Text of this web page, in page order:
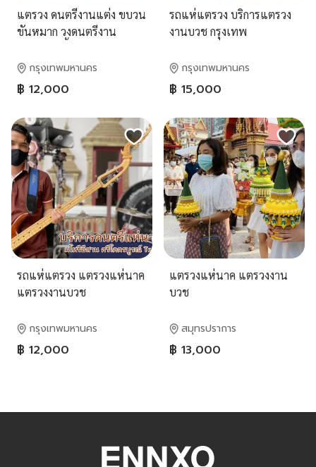
แตรวง ดนตรีงานแต่ง ขบวน
ขันหมาก วงดนตรีงาน
บริการแตรวงแห่ กรุงเทพ
นนทบุรี ปทุมธานี
สมุทรปราการ
กรุงเทพมหานคร
฿ 12,000
รถแห่แตรวง บริการแตรวง
งานบวช กรุงเทพ
กรุงเทพมหานคร
฿ 15,000
รถแห่แตรวง แตรวงแห่นาค
แตรวงงานบวช
กรุงเทพมหานคร
฿ 12,000
แตรวงแห่นาค แตรวงงาน
บวช
สมุทรปราการ
฿ 13,000